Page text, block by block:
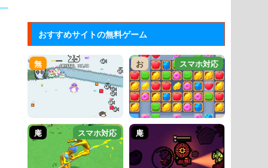
おすすめサイトの無料ゲーム
無 お スマホ対応
庵 スマホ対応 庵